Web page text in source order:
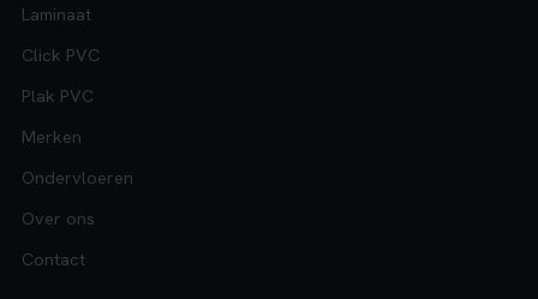
Laminaat
Click PVC
Plak PVC
Merken
Ondervloeren
Over ons
Contact